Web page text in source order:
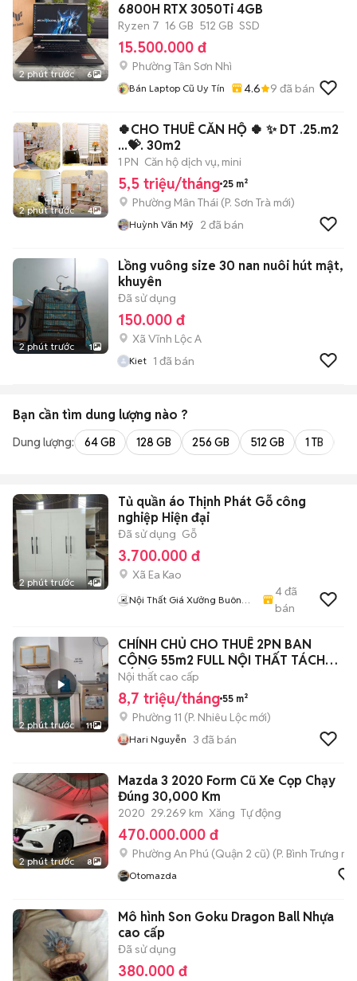
2 phút trước 6
6800H RTX 3050Ti 4GB
Ryzen 7 16 GB 512 GB SSD
15.500.000 đ
Phường Tân Sơn Nhì
Bán Laptop Cũ Uy Tín 4.6 9 đã bán
2 phút trước 4
🍀CHO THUÊ CĂN HỘ 🍀 ✨ DT .25.m2
...💝. 30m2
1 PN Căn hộ dịch vụ, mini
5,5 triệu/tháng 25 m²
Phường Mân Thái (P. Sơn Trà mới)
Huỳnh Văn Mỹ 2 đã bán
2 phút trước 1
Lồng vuông size 30 nan nuôi hút mật,
khuyên
Đã sử dụng
150.000 đ
Xã Vĩnh Lộc A
Kiet 1 đã bán
Bạn cần tìm dung lượng nào ?
Dung lượng: 64 GB 128 GB 256 GB 512 GB 1 TB
2 phút trước 4
Tủ quần áo Thịnh Phát Gỗ công
nghiệp Hiện đại
Đã sử dụng Gỗ
3.700.000 đ
Xã Ea Kao
Nội Thất Giá Xưởng Buôn
4đã
bán
2 phút trước 11
CHÍNH CHỦ CHO THUÊ 2PN BAN
CÔNG 55m2 FULL NỘI THẤT TÁCH
BẾP Ở 3-4 NG
Nội thất cao cấp
8,7 triệu/tháng 55 m²
Phường 11 (P. Nhiêu Lộc mới)
Hari Nguyễn 3 đã bán
2 phút trước 8
Mazda 3 2020 Form Cũ Xe Cọp Chạy
Đúng 30,000 Km
2020 29.269 km Xăng Tự động
470.000.000 đ
Phường An Phú (Quận 2 cũ) (P. Bình Trưng
Otomazda
Mô hình Son Goku Dragon Ball Nhựa
cao cấp
Đã sử dụng
380.000 đ